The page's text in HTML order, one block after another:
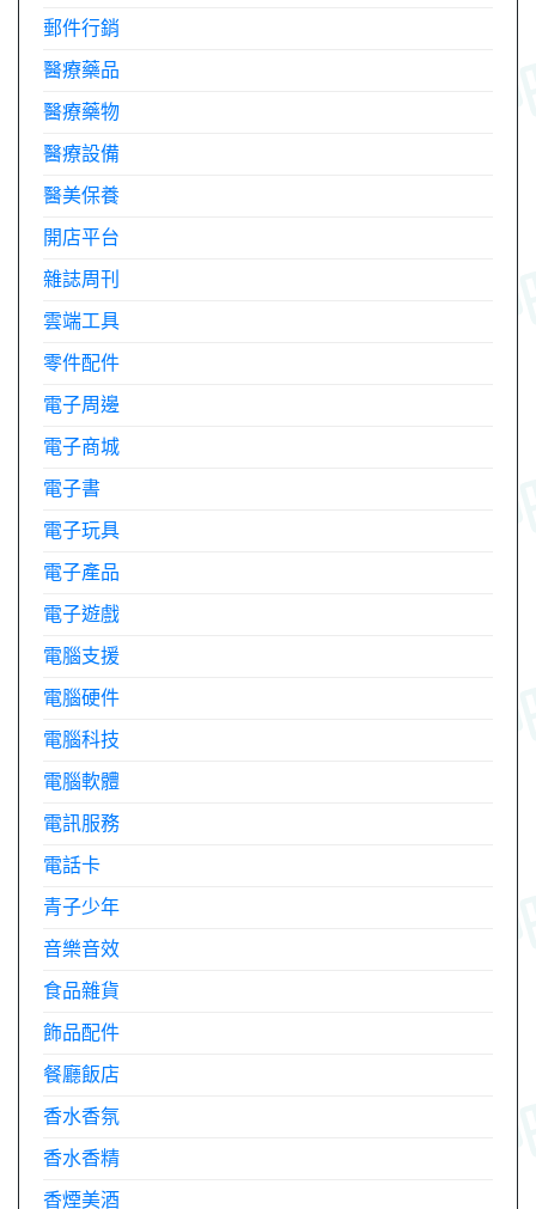
郵件行銷
醫療藥品
醫療藥物
醫療設備
醫美保養
開店平台
雜誌周刊
雲端工具
零件配件
電子周邊
電子商城
電子書
電子玩具
電子產品
電子遊戲
電腦支援
電腦硬件
電腦科技
電腦軟體
電訊服務
電話卡
青子少年
音樂音效
食品雜貨
飾品配件
餐廳飯店
香水香氛
香水香精
香煙美酒